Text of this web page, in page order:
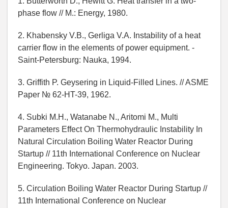
phase flow // M.: Energy, 1980.
2. Khabensky V.B., Gerliga V.A. Instability of a heat
carrier flow in the elements of power equipment. -
Saint-Petersburg: Nauka, 1994.
3. Griffith P. Geysering in Liquid-Filled Lines. // ASME
Paper № 62-HT-39, 1962.
4. Subki M.H., Watanabe N., Aritomi M., Multi
Parameters Effect On Thermohydraulic Instability In
Natural Circulation Boiling Water Reactor During
Startup // 11th International Conference on Nuclear
Engineering. Tokyo. Japan. 2003.
5. Circulation Boiling Water Reactor During Startup //
11th International Conference on Nuclear